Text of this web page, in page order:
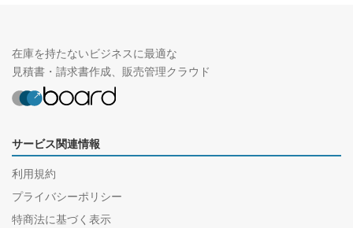
在庫を持たないビジネスに最適な
見積書・請求書作成、販売管理クラウド
サービス関連情報
利用規約
プライバシーポリシー
特商法に基づく表示